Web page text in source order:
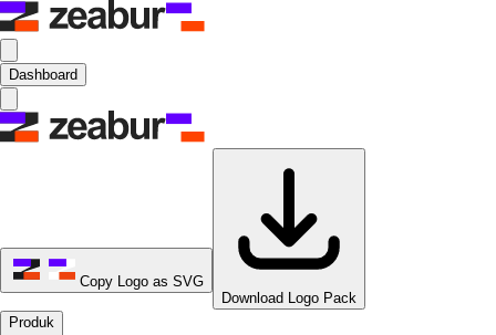
Dashboard
Copy Logo as SVG
Download Logo Pack
Produk